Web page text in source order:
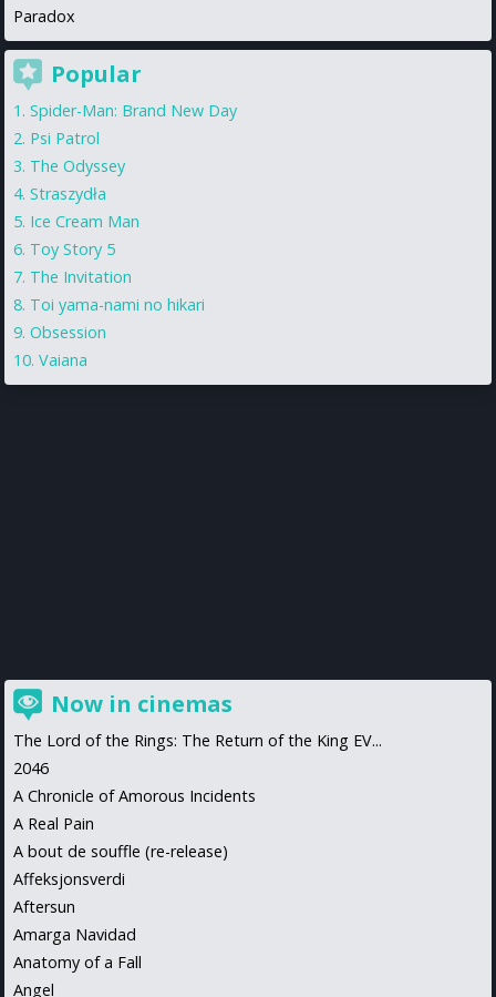
Paradox
Popular
Spider-Man: Brand New Day
Psi Patrol
The Odyssey
Straszydła
Ice Cream Man
Toy Story 5
The Invitation
Toi yama-nami no hikari
Obsession
Vaiana
Now in cinemas
The Lord of the Rings: The Return of the King EV...
2046
A Chronicle of Amorous Incidents
A Real Pain
A bout de souffle (re-release)
Affeksjonsverdi
Aftersun
Amarga Navidad
Anatomy of a Fall
Angel